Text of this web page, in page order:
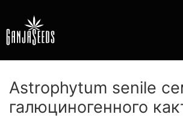
Astrophytum senile
галюциногенного